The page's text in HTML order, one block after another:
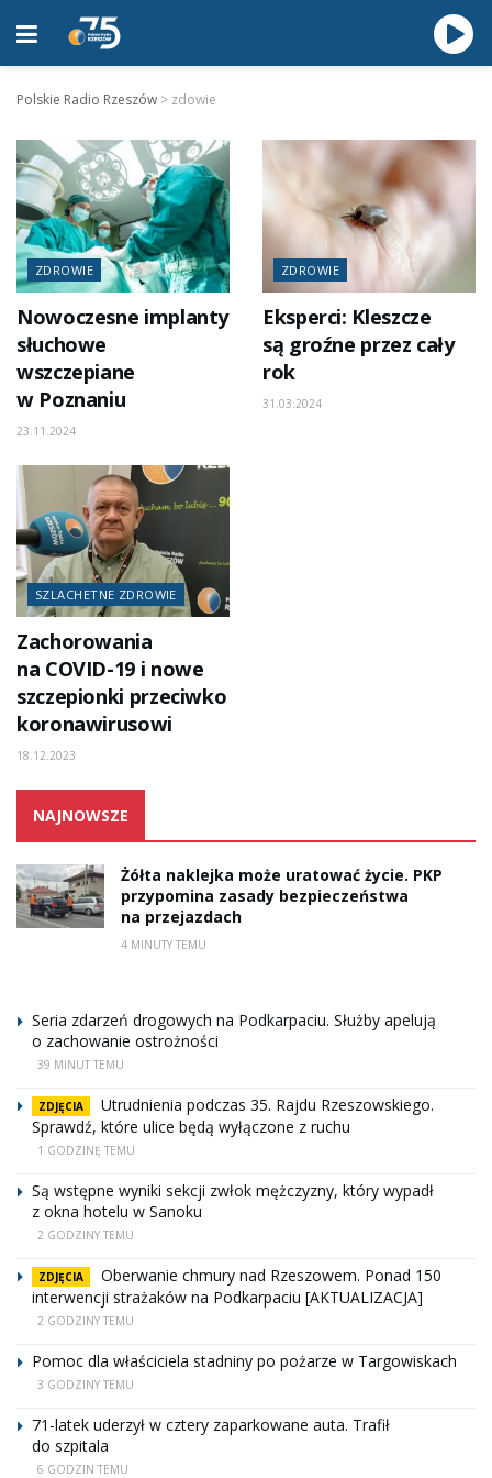
Polskie Radio Rzeszów > zdowie
ZDROWIE
Nowoczesne implanty
słuchowe
wszczepiane
w Poznaniu
23.11.2024
ZDROWIE
Eksperci: Kleszcze
są groźne przez cały
rok
31.03.2024
SZLACHETNE ZDROWIE
Zachorowania
na COVID-19 i nowe
szczepionki przeciwko
koronawirusowi
18.12.2023
NAJNOWSZE
Żółta naklejka może uratować życie. PKP
przypomina zasady bezpieczeństwa
na przejazdach
4 MINUTY TEMU
Seria zdarzeń drogowych na Podkarpaciu. Służby apelują
o zachowanie ostrożności
39 MINUT TEMU
ZDJĘCIA
Utrudnienia podczas 35. Rajdu Rzeszowskiego.
Sprawdź, które ulice będą wyłączone z ruchu
1 GODZINĘ TEMU
Są wstępne wyniki sekcji zwłok mężczyzny, który wypadł
z okna hotelu w Sanoku
2 GODZINY TEMU
ZDJĘCIA
Oberwanie chmury nad Rzeszowem. Ponad 150
interwencji strażaków na Podkarpaciu [AKTUALIZACJA]
2 GODZINY TEMU
Pomoc dla właściciela stadniny po pożarze w Targowiskach
3 GODZINY TEMU
71-latek uderzył w cztery zaparkowane auta. Trafił
do szpitala
6 GODZIN TEMU